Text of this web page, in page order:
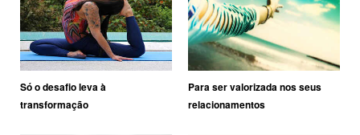
Só o desafio leva à
transformação
Para ser valorizada nos seus
relacionamentos